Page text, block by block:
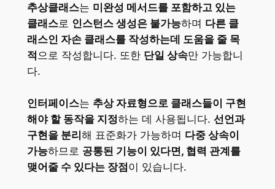
추상클래스는 미완성 메서드를 포함하고 있는
클래스로 인스턴스 생성은 불가능하며 다른 클
래스인 자손 클래스를 작성하는데 도움을 줄 목
적으로 작성합니다. 또한 단일 상속만 가능합니
다.
인터페이스는 추상 자료형으로 클래스들이 구현
해야 할 동작을 지정하는 데 사용됩니다. 선언과
구현을 분리 해 표준화가 가능하며 다중 상속이
가능하므로 공통된 기능이 있다면, 협력 관계를
맺어줄 수 있다는 장점이 있습니다.